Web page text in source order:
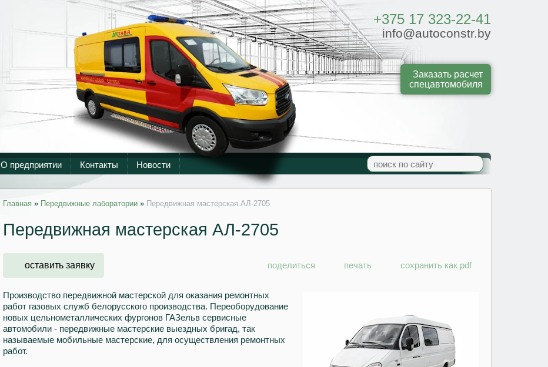
+375 17 323-22-41
info@autoconstr.by
Заказать расчет
спецавтомобиля
О предприятии Контакты Новости
Главная » Передвижные лаборатории » Передвижная мастерская АЛ-2705
Передвижная мастерская АЛ-2705
оставить заявку поделиться печать сохранить как pdf
Производство передвижной мастерской для оказания ремонтных
работ газовых служб белорусского производства. Переоборудование
новых цельнометаллических фургонов ГАЗельв сервисные
автомобили - передвижные мастерские выездных бригад, так
называемые мобильные мастерские, для осуществления ремонтных
работ.